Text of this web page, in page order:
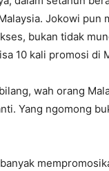
Jokowi pun
bukan tidak
10 kali promosi di
wah orang
Yang ngomong